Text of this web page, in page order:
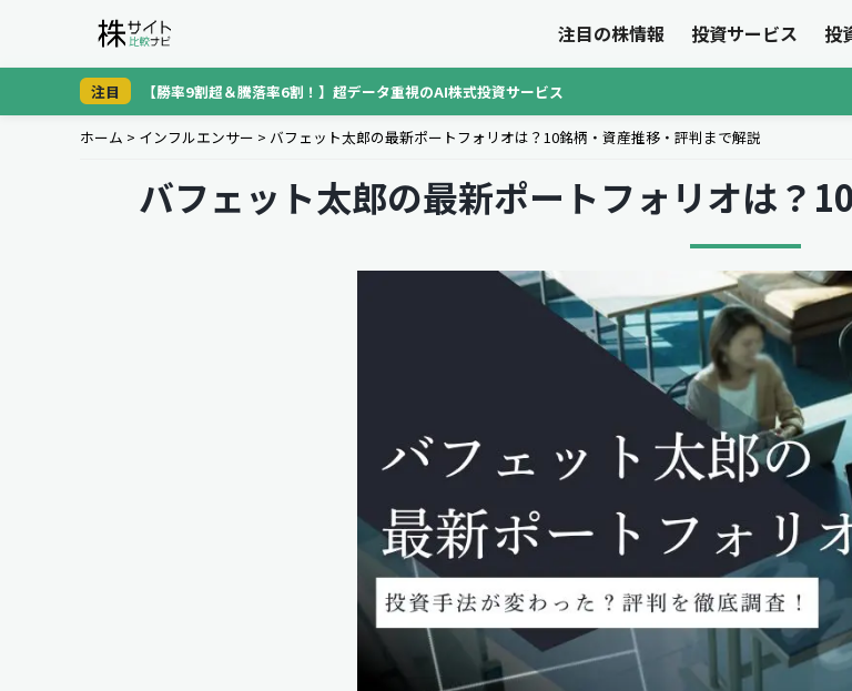
注目の株情報 投資サービス 投
注目 【勝率9割超＆騰落率6割！】超データ重視のAI株式投資サービス
ホーム > インフルエンサー > バフェット太郎の最新ポートフォリオは？10銘柄・資産推移・評判まで解説
バフェット太郎の最新ポートフォリオは？